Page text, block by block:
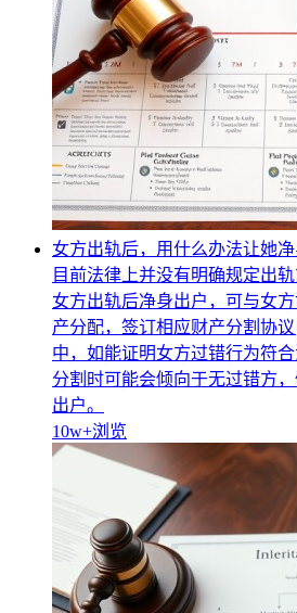
女方出轨后，用什么办法让她
目前法律上并没有明确规定出
女方出轨后净身出户，可与女
产分配，签订相应财产分割协
中，如能证明女方过错行为符
分割时可能会倾向于无过错方
出户。
10w+浏览